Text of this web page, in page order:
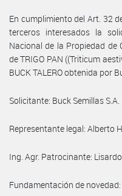
En cumplimiento del Art. 32
terceros interesados la
Nacional de la Propiedad de
de TRIGO PAN ((Triticum
BUCK TALERO obtenida por
Solicitante: Buck Semillas S.A.
Representante legal: Alberto
Ing. Agr. Patrocinante:
Fundamentación de novedad: